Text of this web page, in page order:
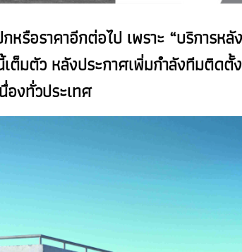
หรือราคาอีกต่อไป เพราะ “บริการห
มตัว หลังประกาศเพิ่มกำลังทีมติด
งทั่วประเทศ